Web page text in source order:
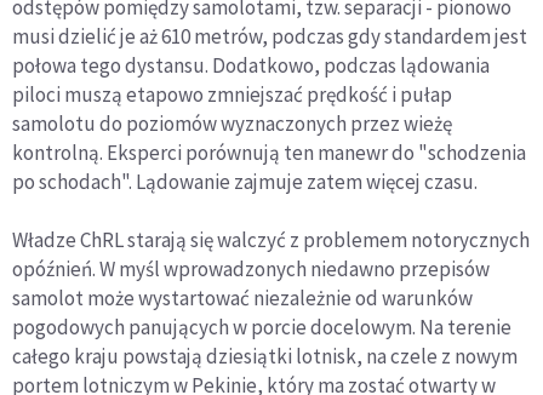
odstępów pomiędzy samolotami, tzw. separacji - pionowo
musi dzielić je aż 610 metrów, podczas gdy standardem jest
połowa tego dystansu. Dodatkowo, podczas lądowania
piloci muszą etapowo zmniejszać prędkość i pułap
samolotu do poziomów wyznaczonych przez wieżę
kontrolną. Eksperci porównują ten manewr do "schodzenia
po schodach". Lądowanie zajmuje zatem więcej czasu.
Władze ChRL starają się walczyć z problemem notorycznych
opóźnień. W myśl wprowadzonych niedawno przepisów
samolot może wystartować niezależnie od warunków
pogodowych panujących w porcie docelowym. Na terenie
całego kraju powstają dziesiątki lotnisk, na czele z nowym
portem lotniczym w Pekinie, który ma zostać otwarty w